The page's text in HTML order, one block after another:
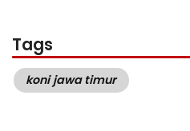
Tags
koni jawa timur